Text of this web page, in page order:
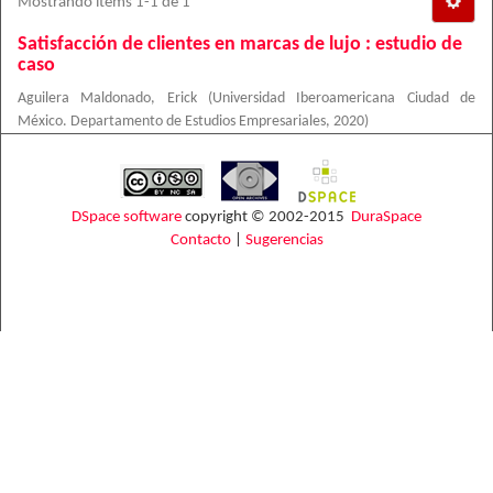
Satisfacción de clientes en marcas de lujo : estudio de
caso
Aguilera Maldonado, Erick (Universidad Iberoamericana Ciudad de
México. Departamento de Estudios Empresariales, 2020)
DSpace software copyright © 2002-2015 DuraSpace
Contacto| Sugerencias